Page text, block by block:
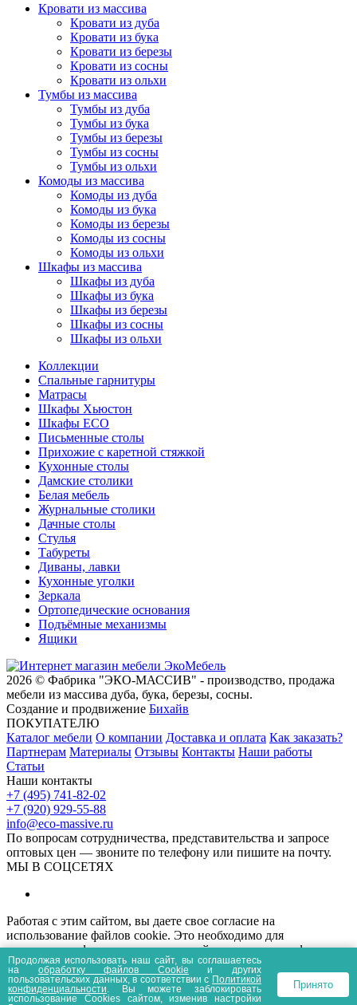
Кровати из массива
Кровати из дуба
Кровати из бука
Кровати из березы
Кровати из сосны
Кровати из ольхи
Тумбы из массива
Тумбы из дуба
Тумбы из бука
Тумбы из березы
Тумбы из сосны
Тумбы из ольхи
Комоды из массива
Комоды из дуба
Комоды из бука
Комоды из березы
Комоды из сосны
Комоды из ольхи
Шкафы из массива
Шкафы из дуба
Шкафы из бука
Шкафы из березы
Шкафы из сосны
Шкафы из ольхи
Коллекции
Спальные гарнитуры
Матрасы
Шкафы Хьюстон
Шкафы ECO
Письменные столы
Прихожие с каретной стяжкой
Кухонные столы
Дамские столики
Белая мебель
Журнальные столики
Дачные столы
Стулья
Табуреты
Диваны, лавки
Кухонные уголки
Зеркала
Ортопедические основания
Подъёмные механизмы
Ящики
2026 © Фабрика "ЭКО-МАССИВ" - производство, продажа
мебели из массива дуба, бука, березы, сосны.
Создание и продвижение Бихайв
ПОКУПАТЕЛЮ
Каталог мебели О компании Доставка и оплата Как заказать?
Партнерам Материалы Отзывы Контакты Наши работы
Статьи
Наши контакты
+7 (495) 741-82-02
+7 (920) 929-55-88
info@eco-massive.ru
По вопросам сотрудничества, представи­тельства и запросе
оптовых цен — звоните по телефону или пишите на почту.
МЫ В СОЦСЕТЯХ
Работая с этим сайтом, вы даете свое согласие на
использование файлов cookie. Это необходимо для
нормального функционирования сайта и анализа трафика.
Информация, представленная на сайте носит
информационный характер и не является публичной офертой.
Политика конфиденциальности
Пользовательское соглашение
Продолжая использовать наш сайт, вы соглашаетесь
на обработку файлов Сookie и других
пользовательских данных, в соответствии с Политикой
конфиденциальности . Вы можете заблокировать
использование Cookies сайтом, изменив настройки
Принято